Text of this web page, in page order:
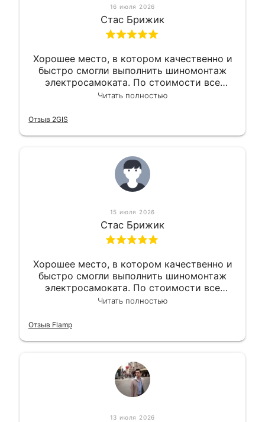
16 июля 2026
Стас Брижик
Хорошее место, в котором качественно и
быстро смогли выполнить шиномонтаж
электросамоката. По стоимости все
вышло вообще приемлемо хочу сказать.
Читать полностью
Отзыв 2GIS
15 июля 2026
Стас Брижик
Хорошее место, в котором качественно и
быстро смогли выполнить шиномонтаж
электросамоката. По стоимости все
вышло вообще приемлемо хочу сказать.
Читать полностью
Отзыв Flamp
13 июля 2026